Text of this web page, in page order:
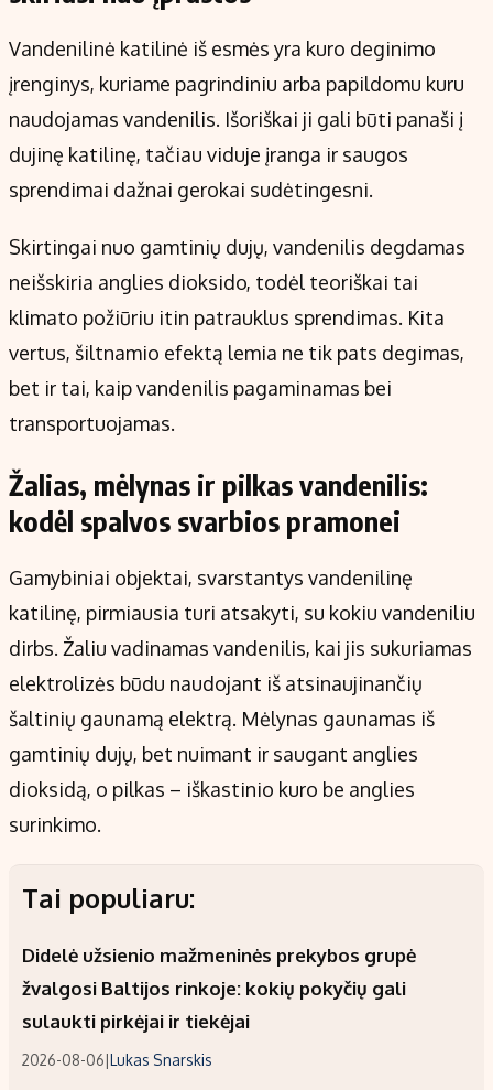
Vandenilinė katilinė iš esmės yra kuro deginimo
įrenginys, kuriame pagrindiniu arba papildomu kuru
naudojamas vandenilis. Išoriškai ji gali būti panaši į
dujinę katilinę, tačiau viduje įranga ir saugos
sprendimai dažnai gerokai sudėtingesni.
Skirtingai nuo gamtinių dujų, vandenilis degdamas
neišskiria anglies dioksido, todėl teoriškai tai
klimato požiūriu itin patrauklus sprendimas. Kita
vertus, šiltnamio efektą lemia ne tik pats degimas,
bet ir tai, kaip vandenilis pagaminamas bei
transportuojamas.
Žalias, mėlynas ir pilkas vandenilis:
kodėl spalvos svarbios pramonei
Gamybiniai objektai, svarstantys vandenilinę
katilinę, pirmiausia turi atsakyti, su kokiu vandeniliu
dirbs. Žaliu vadinamas vandenilis, kai jis sukuriamas
elektrolizės būdu naudojant iš atsinaujinančių
šaltinių gaunamą elektrą. Mėlynas gaunamas iš
gamtinių dujų, bet nuimant ir saugant anglies
dioksidą, o pilkas – iškastinio kuro be anglies
surinkimo.
Tai populiaru:
Didelė užsienio mažmeninės prekybos grupė
žvalgosi Baltijos rinkoje: kokių pokyčių gali
sulaukti pirkėjai ir tiekėjai
2026-08-06|Lukas Snarskis